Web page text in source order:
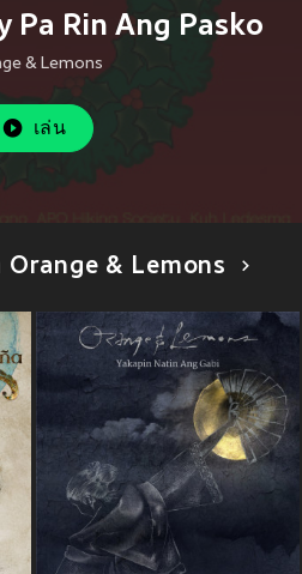
Pa Rin Ang Pasko
& Lemons
เล่น
Orange & Lemons